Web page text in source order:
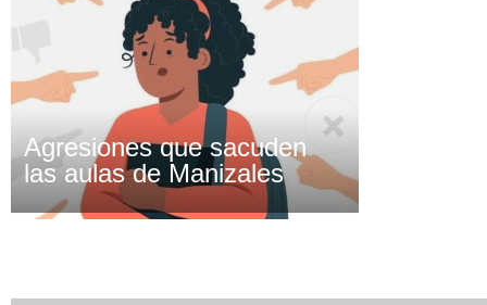
Agresiones que sacuden
las aulas de Manizales